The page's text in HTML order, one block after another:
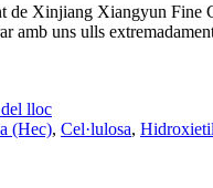
de Xinjiang Xiangyun
amb uns ulls
lloc
(Hec), Cel·lulosa,